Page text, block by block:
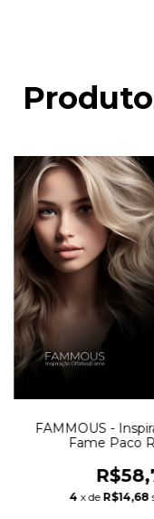
FAMMOUS -
Fame Paco
4 x de R$14,68